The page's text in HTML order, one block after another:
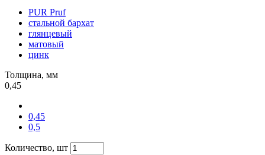
PUR Pruf
стальной бархат
глянцевый
матовый
цинк
Толщина, мм
0,45
0,45
0,5
Количество, шт